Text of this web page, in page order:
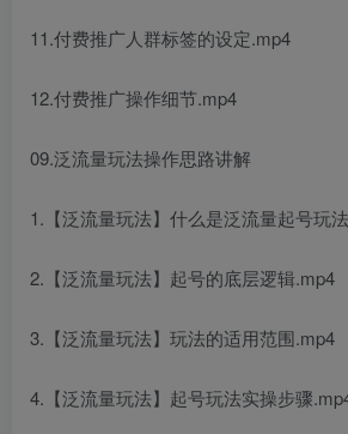
11.付费推广人群标签的设定.mp4
12.付费推广操作细节.mp4
09.泛流量玩法操作思路讲解
1.【泛流量玩法】什么是泛流量起号玩
2.【泛流量玩法】起号的底层逻辑.mp4
3.【泛流量玩法】玩法的适用范围.mp4
4.【泛流量玩法】起号玩法实操步骤